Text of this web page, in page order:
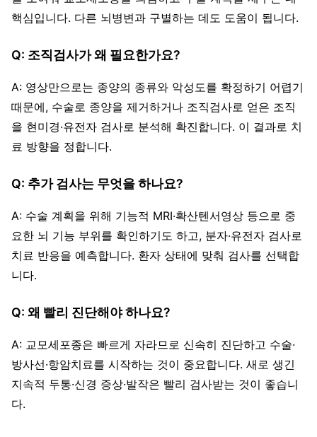
핵심입니다. 다른 뇌병변과 구별하는 데도 도움이 됩니다.
Q: 조직검사가 왜 필요한가요?
A: 영상만으로는 종양의 종류와 악성도를 확정하기 어렵기
때문에, 수술로 종양을 제거하거나 조직검사로 얻은 조직
을 현미경·유전자 검사로 분석해 확진합니다. 이 결과로 치
료 방향을 정합니다.
Q: 추가 검사는 무엇을 하나요?
A: 수술 계획을 위해 기능적 MRI·확산텐서영상 등으로 중
요한 뇌 기능 부위를 확인하기도 하고, 분자·유전자 검사로
치료 반응을 예측합니다. 환자 상태에 맞춰 검사를 선택합
니다.
Q: 왜 빨리 진단해야 하나요?
A: 교모세포종은 빠르게 자라므로 신속히 진단하고 수술·
방사선·항암치료를 시작하는 것이 중요합니다. 새로 생긴
지속적 두통·신경 증상·발작은 빨리 검사받는 것이 좋습니
다.